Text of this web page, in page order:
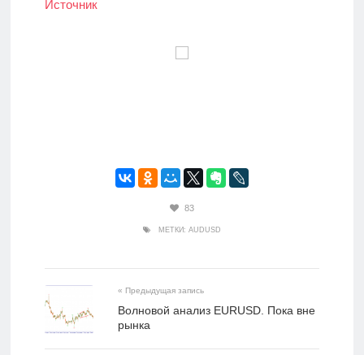
Источник
83
МЕТКИ: AUDUSD
« Предыдущая запись
Волновой анализ EURUSD. Пока вне
рынка